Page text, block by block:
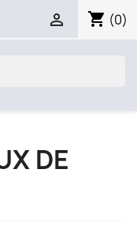
shopping_cart (0)

DE